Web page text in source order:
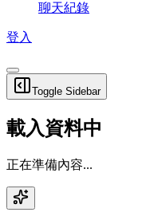
聊天紀錄
登入
Toggle Sidebar
載入資料中
正在準備內容...